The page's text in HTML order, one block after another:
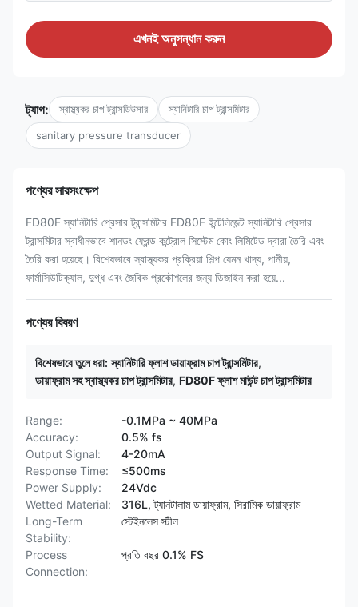
এখনই অনুসন্ধান করুন
ট্যাগ: স্বাস্থ্যকর চাপ ট্রান্সডিউসার স্যানিটারি চাপ ট্রান্সমিটার
sanitary pressure transducer
পণ্যের সারসংক্ষেপ
FD80F স্যানিটারি প্রেসার ট্রান্সমিটার FD80F ইন্টেলিজেন্ট স্যানিটারি প্রেসার
ট্রান্সমিটার স্বাধীনভাবে শানডং ফ্রেন্ড কন্ট্রোল সিস্টেম কোং লিমিটেড দ্বারা তৈরি এবং
তৈরি করা হয়েছে। বিশেষভাবে স্বাস্থ্যকর প্রক্রিয়া শিল্প যেমন খাদ্য, পানীয়,
ফার্মাসিউটিক্যাল, দুগ্ধ এবং জৈবিক প্রকৌশলের জন্য ডিজাইন করা হয়ে...
পণ্যের বিবরণ
বিশেষভাবে তুলে ধরা: স্যানিটারি ফ্লাশ ডায়াফ্রাম চাপ ট্রান্সমিটার,
ডায়াফ্রাম সহ স্বাস্থ্যকর চাপ ট্রান্সমিটার, FD80F ফ্লাশ মাউন্ট চাপ ট্রান্সমিটার
Range:
-0.1MPa ~ 40MPa
Accuracy:
0.5% fs
Output Signal:
4-20mA
Response Time:
≤500ms
Power Supply:
24Vdc
Wetted Material:
316L, ট্যানটালাম ডায়াফ্রাম, সিরামিক ডায়াফ্রাম
Long-Term
Stability:
স্টেইনলেস স্টীল
Process
Connection:
প্রতি বছর 0.1% FS